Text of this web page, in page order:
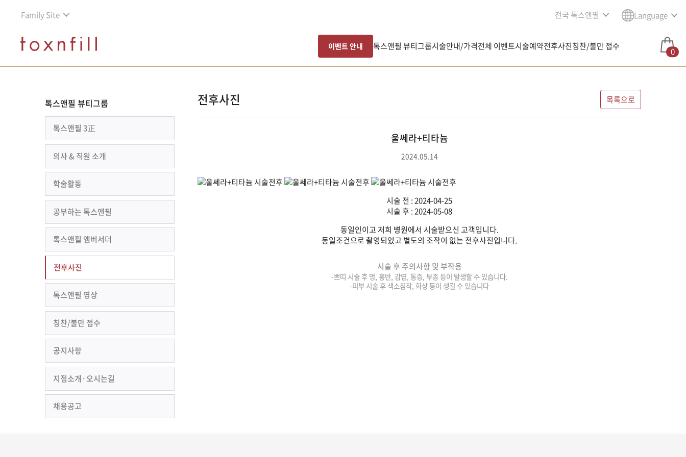
Family Site 전국 톡스앤필 Language
이벤트 안내 톡스앤필 뷰티그룹시술안내/가격전체 이벤트시술예약전후사진칭찬/불만 접수 0
톡스앤필 뷰티그룹
톡스앤필 3正
의사 & 직원 소개
학술활동
공부하는 톡스앤필
톡스앤필 앰버서더
전후사진
톡스앤필 영상
칭찬/불만 접수
공지사항
지점소개·오시는길
채용공고
전후사진 목록으로
울쎄라+티타늄
2024.05.14
시술 전 : 2024-04-25
시술 후 : 2024-05-08
동일인이고 저희 병원에서 시술받으신 고객입니다.
동일조건으로 촬영되었고 별도의 조작이 없는 전후사진입니다.
시술 후 주의사항 및 부작용
-쁘띠 시술 후 멍, 홍반, 감염, 통증, 부종 등이 발생할 수 있습니다.
-피부 시술 후 색소침착, 화상 등이 생길 수 있습니다